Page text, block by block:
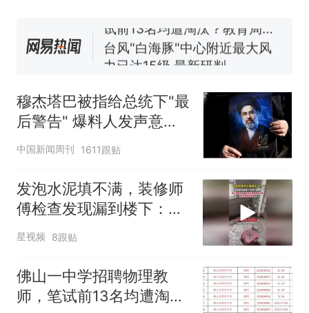
已叫停招聘，成立调查组全面
核查
台风"白海豚"中心附近最大风
力已达15级 最新研判
43.98万起
热 那个在床头放菜刀的女孩，
因老师一句“跟我回家”改写了
人生
穆杰塔巴被指给总统下"最
后警告" 爆料人发声意味
深长
中国新闻周刊 1611跟贴
发泡水泥填不满，装修师
傅检查发现漏到楼下：出
风口未延伸到外墙
星视频 8跟贴
佛山一中学招聘物理教
师，笔试前13名均遭淘